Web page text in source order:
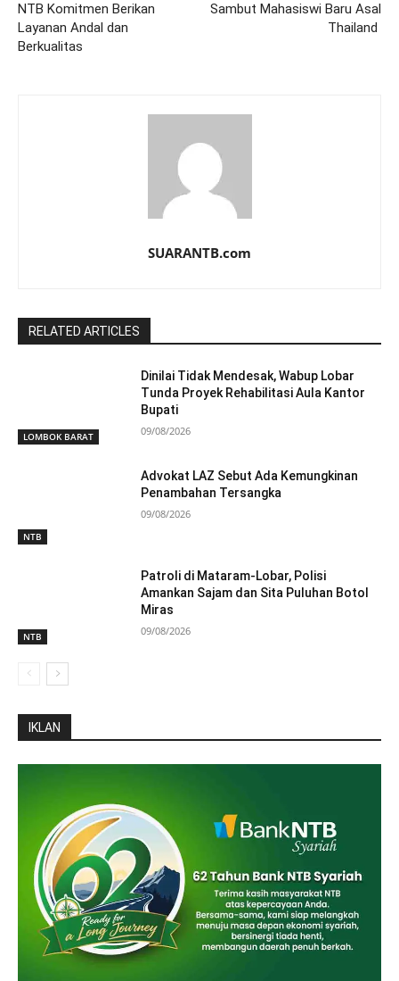
NTB Komitmen Berikan
Layanan Andal dan
Berkualitas
Sambut Mahasiswi Baru Asal
Thailand
SUARANTB.com
RELATED ARTICLES
LOMBOK BARAT
Dinilai Tidak Mendesak, Wabup Lobar
Tunda Proyek Rehabilitasi Aula Kantor
Bupati
09/08/2026
NTB
Advokat LAZ Sebut Ada Kemungkinan
Penambahan Tersangka
09/08/2026
NTB
Patroli di Mataram-Lobar, Polisi
Amankan Sajam dan Sita Puluhan Botol
Miras
09/08/2026
IKLAN